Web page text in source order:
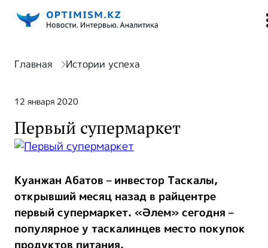
Главная Истории успеха
12 января 2020
Первый супермаркет
Куанжан Абатов – инвестор Таскалы,
открывший месяц назад в райцентре
первый супермаркет. «Әлем» сегодня –
популярное у таскалинцев место покупок